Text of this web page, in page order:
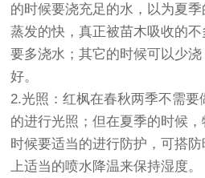
的时候要浇充足的水，以为夏
蒸发的快，真正被苗木吸收的
要多浇水；其它的时候可以少
好。
2.光照：红枫在春秋两季不需要
的进行光照；但在夏季的时候
时候要适当的进行防护，可搭
上适当的喷水降温来保持湿度。